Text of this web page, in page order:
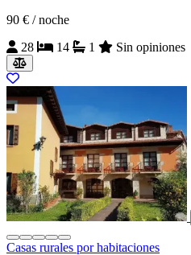
90 € / noche
28
14 1 Sin opiniones
Casas rurales por habitaciones